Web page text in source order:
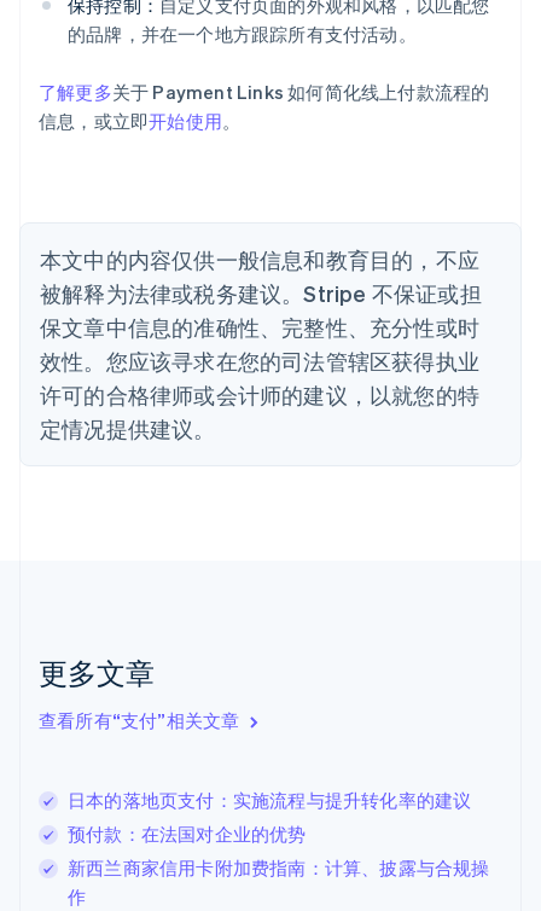
保持控制： 自定义支付页面的外观和风格，以匹配您
的品牌，并在一个地方跟踪所有支付活动。
了解更多关于 Payment Links 如何简化线上付款流程的
信息，或立即开始使用。
本文中的内容仅供一般信息和教育目的，不应
被解释为法律或税务建议。Stripe 不保证或担
保文章中信息的准确性、完整性、充分性或时
效性。您应该寻求在您的司法管辖区获得执业
许可的合格律师或会计师的建议，以就您的特
定情况提供建议。
更多文章
查看所有“支付”相关文章
日本的落地页支付：实施流程与提升转化率的建议
预付款：在法国对企业的优势
新西兰商家信用卡附加费指南：计算、披露与合规操
作
DeutschEnglish
澳大利亚
巴西
Português English
English
丹麦
English
德国
DeutschEnglish
法国
FrançaisEnglish
芬兰
EnglishSvenska
English Italiano
拉脱维亚
立陶宛
DeutschEnglish
卢森堡
Français Deutsch English
罗马尼亚
English